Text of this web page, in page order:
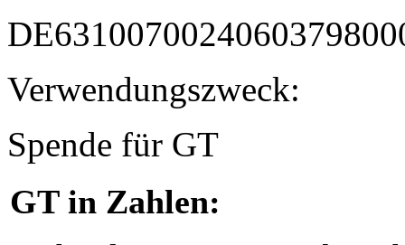
Verwendungszweck:
Spende für GT
GT in Zahlen: